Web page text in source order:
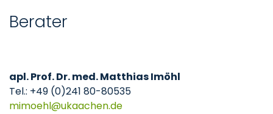
Berater
apl. Prof. Dr. med. Matthias Imöhl
Tel.: +49 (0)241 80-80535
mimoehl
ukaachende